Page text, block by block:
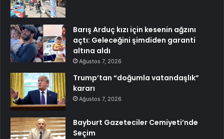
Barış Arduç kızı için kesenin ağzını
açtı: Geleceğini şimdiden garanti
altına aldı
Ağustos 7, 2026
Trump’tan “doğumla vatandaşlık”
kararı
Ağustos 7, 2026
Bayburt Gazeteciler Cemiyeti’nde
Seçim